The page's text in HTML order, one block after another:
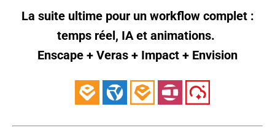
La suite ultime pour un workflow complet :
temps réel, IA et animations.
Enscape + Veras + Impact + Envision